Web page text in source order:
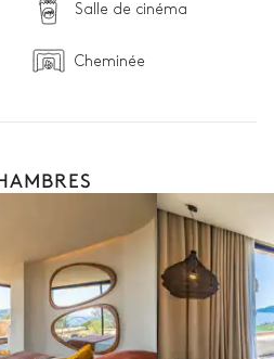
Salle de cinéma
Cheminée